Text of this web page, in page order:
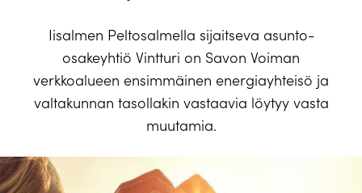
Iisalmen Peltosalmella sijaitseva asunto-
osakeyhtiö Vintturi on Savon Voiman
verkkoalueen ensimmäinen energiayhteisö ja
valtakunnan tasollakin vastaavia löytyy vasta
muutamia.